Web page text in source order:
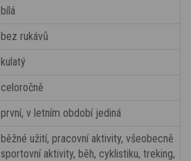
bílá
bez rukávů
kulatý
celoročně
první, v letním období jediná
běžné užití, pracovní aktivity, všeobecně
sportovní aktivity, běh, cyklistiku, treking,